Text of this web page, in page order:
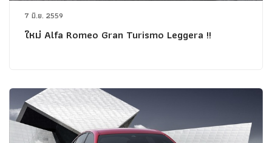
7 มิ.ย. 2559
ใหม่ Alfa Romeo Gran Turismo Leggera !!